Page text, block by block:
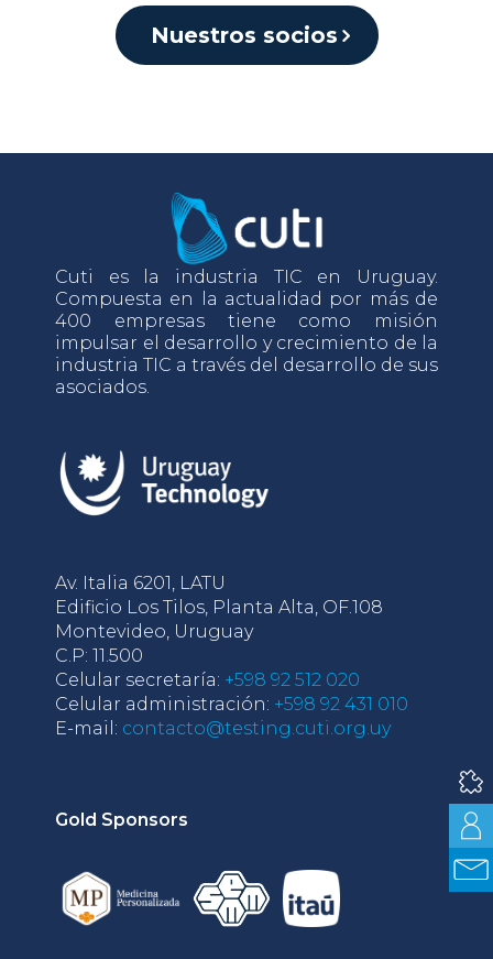
Nuestros socios
Cuti es la industria TIC en Uruguay.
Compuesta en la actualidad por más de
400 empresas tiene como misión
impulsar el desarrollo y crecimiento de la
industria TIC a través del desarrollo de sus
asociados.
Av. Italia 6201, LATU
Edificio Los Tilos, Planta Alta, OF.108
Montevideo, Uruguay
C.P: 11.500
Celular secretaría: +598 92 512 020
Celular administración: +598 92 431 010
E-mail: contacto@testing.cuti.org.uy
Gold Sponsors